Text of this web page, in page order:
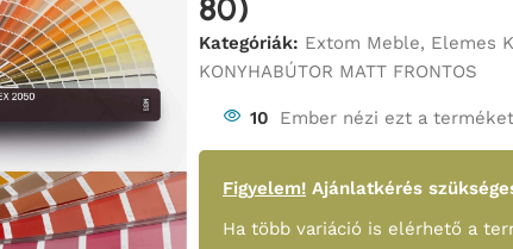
Kategóriák: Extom Meble, Elemes
KONYHABÚTOR MATT FRONTOS
10 Ember nézi ezt a
Figyelem! Ajánlatkérés
Ha több variáció is elérhető a